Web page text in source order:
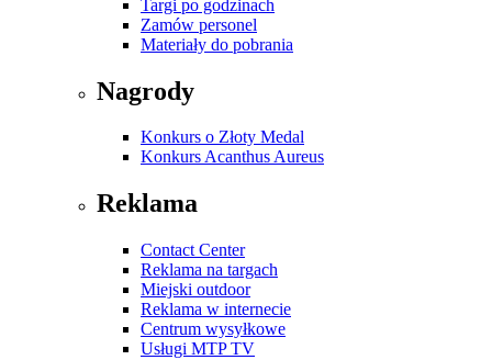
Targi po godzinach
Zamów personel
Materiały do pobrania
Nagrody
Konkurs o Złoty Medal
Konkurs Acanthus Aureus
Reklama
Contact Center
Reklama na targach
Miejski outdoor
Reklama w internecie
Centrum wysyłkowe
Usługi MTP TV